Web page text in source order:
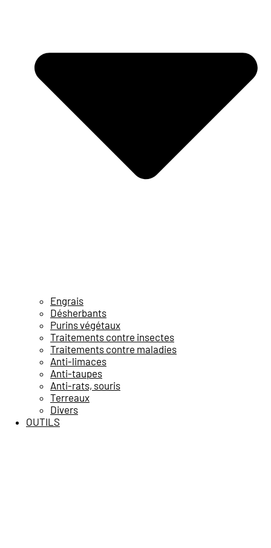
Engrais
Désherbants
Purins végétaux
Traitements contre insectes
Traitements contre maladies
Anti-limaces
Anti-taupes
Anti-rats, souris
Terreaux
Divers
OUTILS